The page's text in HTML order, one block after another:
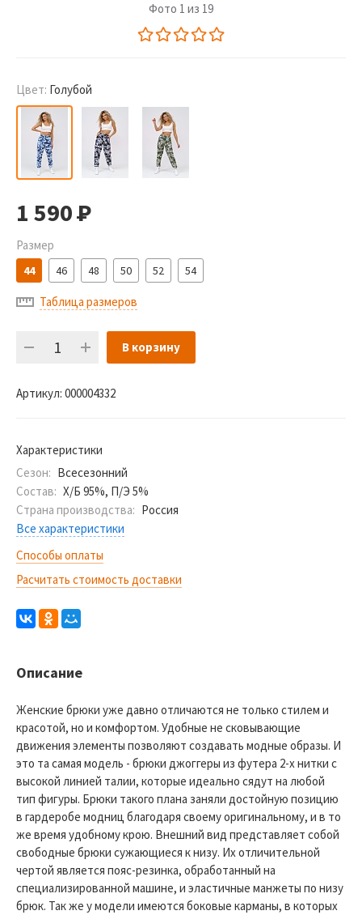
Фото 1 из 19
Цвет: Голубой
1 590Р
Размер
44 46 48 50 52 54
Таблица размеров
В корзину
Артикул: 000004332
Характеристики
Сезон: Всесезонний
Состав: Х/Б 95%, П/Э 5%
Страна производства: Россия
Все характеристики
Способы оплаты
Расчитать стоимость доставки
Описание
Женские брюки уже давно отличаются не только стилем и
красотой, но и комфортом. Удобные не сковывающие
движения элементы позволяют создавать модные образы. И
это та самая модель - брюки джоггеры из футера 2-х нитки с
высокой линией талии, которые идеально сядут на любой
тип фигуры. Брюки такого плана заняли достойную позицию
в гардеробе модниц благодаря своему оригинальному, и в то
же время удобному крою. Внешний вид представляет собой
свободные брюки сужающиеся к низу. Их отличительной
чертой является пояс-резинка, обработанный на
специализированной машине, и эластичные манжеты по низу
брюк. Так же у модели имеются боковые карманы, в которых